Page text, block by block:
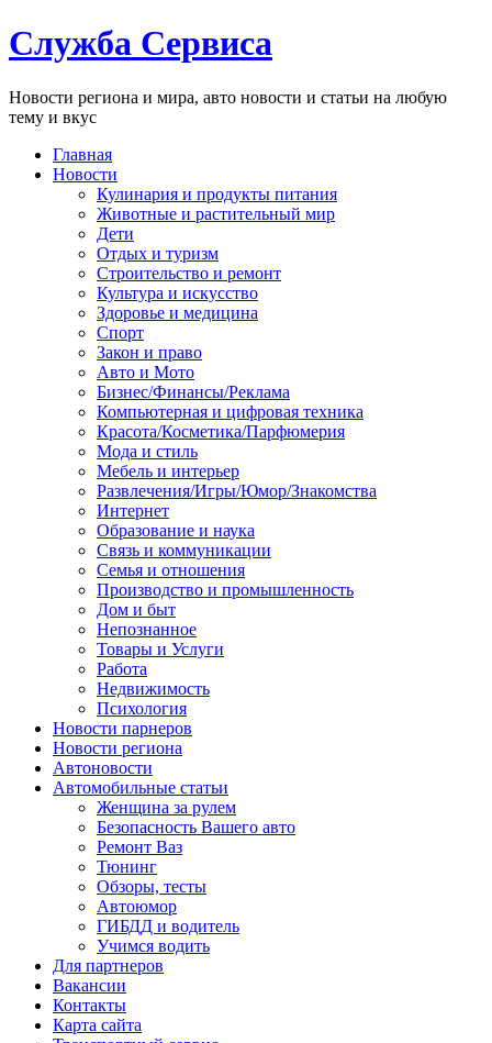
Служба Сервиса
Новости региона и мира, авто новости и статьи на любую
тему и вкус
Главная
Новости
Кулинария и продукты питания
Животные и растительный мир
Дети
Отдых и туризм
Строительство и ремонт
Культура и искусство
Здоровье и медицина
Спорт
Закон и право
Авто и Мото
Бизнес/Финансы/Реклама
Компьютерная и цифровая техника
Красота/Косметика/Парфюмерия
Мода и стиль
Мебель и интерьер
Развлечения/Игры/Юмор/Знакомства
Интернет
Образование и наука
Связь и коммуникации
Семья и отношения
Производство и промышленность
Дом и быт
Непознанное
Товары и Услуги
Работа
Недвижимость
Психология
Новости парнеров
Новости региона
Автоновости
Автомобильные статьи
Женщина за рулем
Безопасность Вашего авто
Ремонт Ваз
Тюнинг
Обзоры, тесты
Автоюмор
ГИБДД и водитель
Учимся водить
Для партнеров
Вакансии
Контакты
Карта сайта